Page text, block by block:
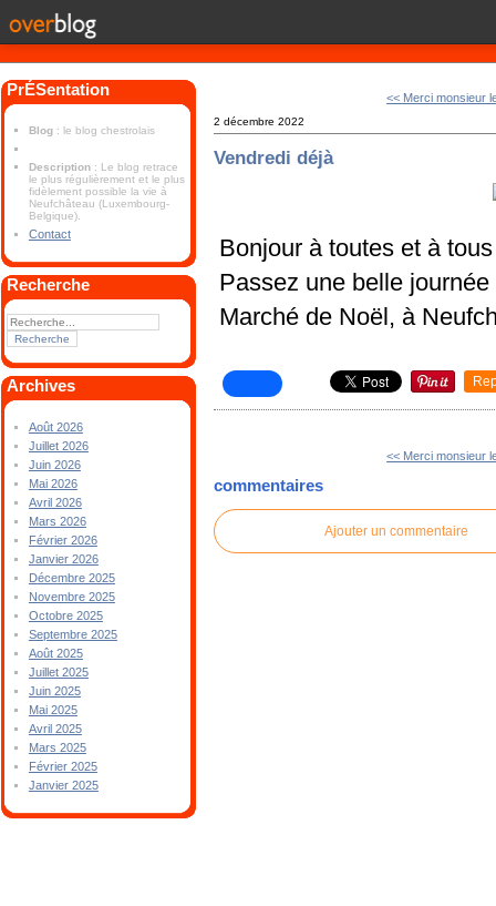
PrÉSentation
Blog : le blog chestrolais
Description : Le blog retrace
le plus régulièrement et le plus
fidèlement possible la vie à
Neufchâteau (Luxembourg-
Belgique).
Contact
Recherche
Archives
Août 2026
Juillet 2026
Juin 2026
Mai 2026
Avril 2026
Mars 2026
Février 2026
Janvier 2026
Décembre 2025
Novembre 2025
Octobre 2025
Septembre 2025
Août 2025
Juillet 2025
Juin 2025
Mai 2025
Avril 2025
Mars 2025
Février 2025
Janvier 2025
<< Merci monsieur
2 décembre 2022
Vendredi déjà
Bonjour à toutes et à tous
Passez une belle journée
Marché de Noël, à
<< Merci monsieur
commentaires
Ajouter un commentaire